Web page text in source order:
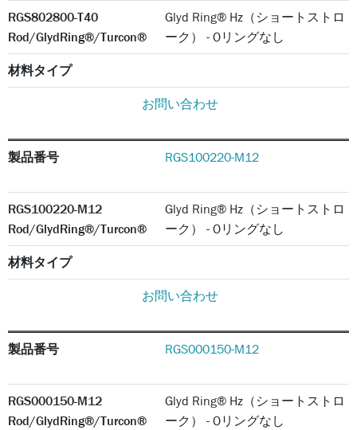
RGS802800-T40
Rod/GlydRing®/Turcon®
Glyd Ring® Hz（ショートストロ
ーク） - Oリングなし
材料タイプ
お問い合わせ
製品番号 RGS100220-M12
RGS100220-M12
Rod/GlydRing®/Turcon®
Glyd Ring® Hz（ショートストロ
ーク） - Oリングなし
材料タイプ
お問い合わせ
製品番号 RGS000150-M12
RGS000150-M12
Rod/GlydRing®/Turcon®
Glyd Ring® Hz（ショートストロ
ーク） - Oリングなし